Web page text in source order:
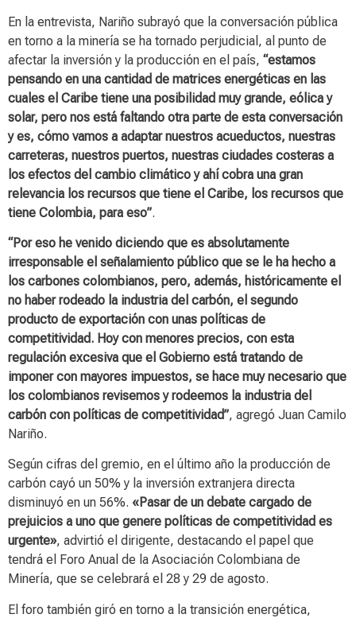
En la entrevista, Nariño subrayó que la conversación pública
en torno a la minería se ha tornado perjudicial, al punto de
afectar la inversión y la producción en el país, “estamos
pensando en una cantidad de matrices energéticas en las
cuales el Caribe tiene una posibilidad muy grande, eólica y
solar, pero nos está faltando otra parte de esta conversación
y es, cómo vamos a adaptar nuestros acueductos, nuestras
carreteras, nuestros puertos, nuestras ciudades costeras a
los efectos del cambio climático y ahí cobra una gran
relevancia los recursos que tiene el Caribe, los recursos que
tiene Colombia, para eso”.
“Por eso he venido diciendo que es absolutamente
irresponsable el señalamiento público que se le ha hecho a
los carbones colombianos, pero, además, históricamente el
no haber rodeado la industria del carbón, el segundo
producto de exportación con unas políticas de
competitividad. Hoy con menores precios, con esta
regulación excesiva que el Gobierno está tratando de
imponer con mayores impuestos, se hace muy necesario que
los colombianos revisemos y rodeemos la industria del
carbón con políticas de competitividad”, agregó Juan Camilo
Nariño.
Según cifras del gremio, en el último año la producción de
carbón cayó un 50% y la inversión extranjera directa
disminuyó en un 56%. «Pasar de un debate cargado de
prejuicios a uno que genere políticas de competitividad es
urgente», advirtió el dirigente, destacando el papel que
tendrá el Foro Anual de la Asociación Colombiana de
Minería, que se celebrará el 28 y 29 de agosto.
El foro también giró en torno a la transición energética,